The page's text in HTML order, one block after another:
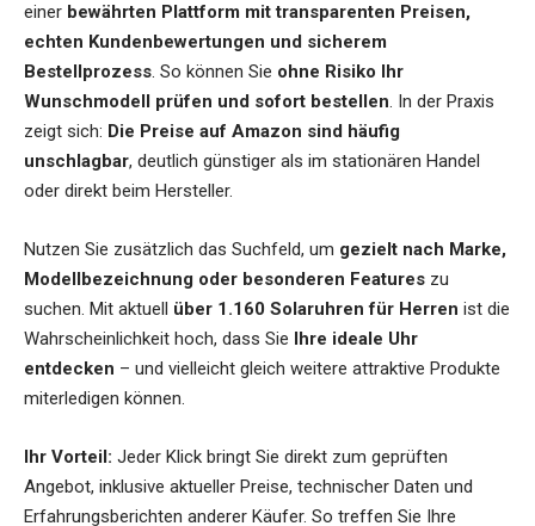
einer bewährten Plattform mit transparenten Preisen,
echten Kundenbewertungen und sicherem
Bestellprozess. So können Sie ohne Risiko Ihr
Wunschmodell prüfen und sofort bestellen. In der Praxis
zeigt sich: Die Preise auf Amazon sind häufig
unschlagbar, deutlich günstiger als im stationären Handel
oder direkt beim Hersteller.
Nutzen Sie zusätzlich das Suchfeld, um gezielt nach Marke,
Modellbezeichnung oder besonderen Features zu
suchen. Mit aktuell über 1.160 Solaruhren für Herren ist die
Wahrscheinlichkeit hoch, dass Sie Ihre ideale Uhr
entdecken – und vielleicht gleich weitere attraktive Produkte
miterledigen können.
Ihr Vorteil: Jeder Klick bringt Sie direkt zum geprüften
Angebot, inklusive aktueller Preise, technischer Daten und
Erfahrungsberichten anderer Käufer. So treffen Sie Ihre